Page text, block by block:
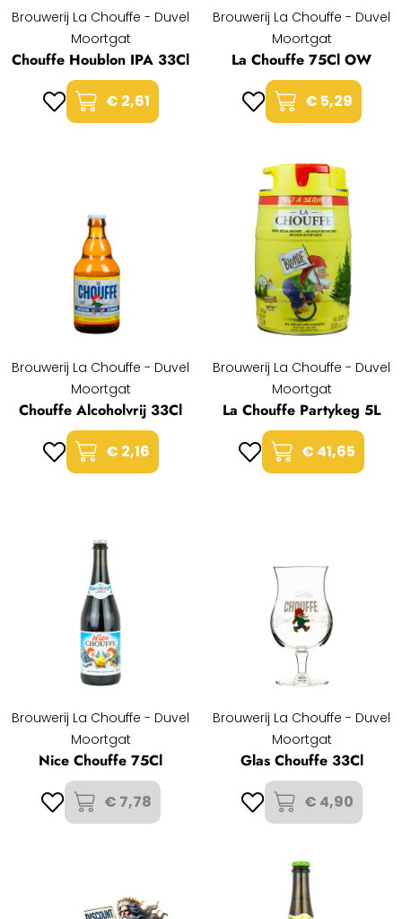
Brouwerij La Chouffe - Duvel
Moortgat
Chouffe Houblon IPA 33Cl
€ 2,61
Brouwerij La Chouffe - Duvel
Moortgat
La Chouffe 75Cl OW
€ 5,29
Brouwerij La Chouffe - Duvel
Moortgat
Chouffe Alcoholvrij 33Cl
€ 2,16
Brouwerij La Chouffe - Duvel
Moortgat
La Chouffe Partykeg 5L
€ 41,65
Brouwerij La Chouffe - Duvel
Moortgat
Nice Chouffe 75Cl
€ 7,78
Brouwerij La Chouffe - Duvel
Moortgat
Glas Chouffe 33Cl
€ 4,90